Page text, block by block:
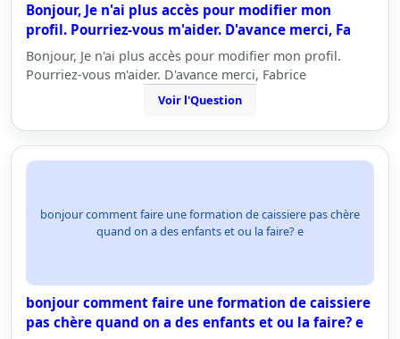
Bonjour, Je n'ai plus accès pour modifier mon
profil. Pourriez-vous m'aider. D'avance merci, Fa
Bonjour, Je n'ai plus accès pour modifier mon profil.
Pourriez-vous m'aider. D'avance merci, Fabrice
Voir l'Question
bonjour comment faire une formation de caissiere pas chère
quand on a des enfants et ou la faire? e
bonjour comment faire une formation de caissiere
pas chère quand on a des enfants et ou la faire? e